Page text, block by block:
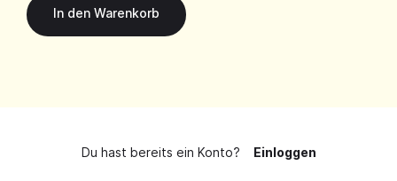
Du hast bereits ein Konto? Einloggen